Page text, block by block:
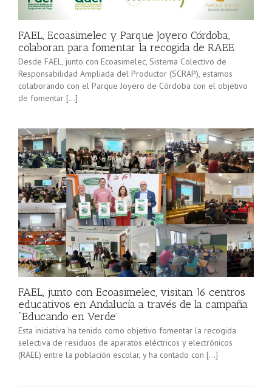
minorista”
(convocatoria
2025), pone
en marcha a
Sevilla junto
[…]
FAEL, Ecoasimelec y Parque Joyero Córdoba,
colaboran para fomentar la recogida de RAEE
Desde FAEL, junto con Ecoasimelec, Sistema Colectivo de
Responsabilidad Ampliada del Productor (SCRAP), estamos
colaborando con el Parque Joyero de Córdoba con el objetivo
de fomentar […]
FAEL, junto con Ecoasimelec, visitan 16 centros
educativos en Andalucía a través de la campaña
“Educando en Verde”
Esta iniciativa ha tenido como objetivo fomentar la recogida
selectiva de residuos de aparatos eléctricos y electrónicos
(RAEE) entre la población escolar, y ha contado con […]